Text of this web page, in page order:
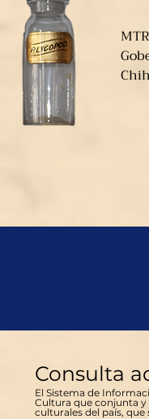
Consulta
El Sistema de
Cultura que conjunta
culturales del país,